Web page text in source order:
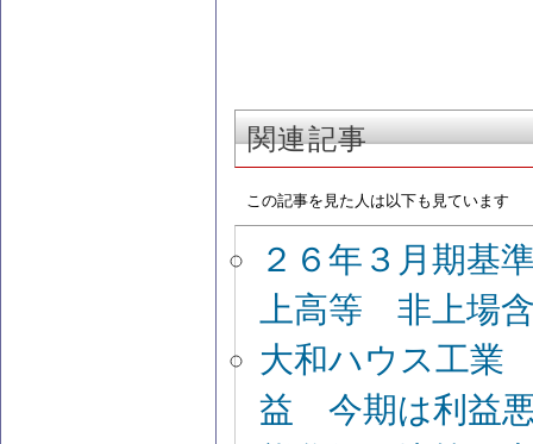
関連記事
この記事を見た人は以下も見ています
２６年３月期
上高等 非上場
大和ハウス工業
益 今期は利益